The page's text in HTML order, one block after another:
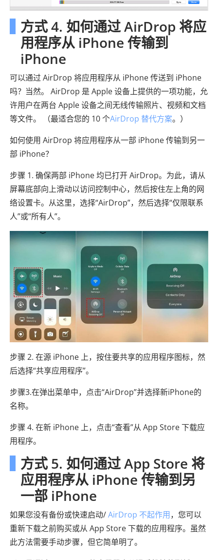
方式 4. 如何通过 AirDrop 将应
用程序从 iPhone 传输到
iPhone
可以通过 AirDrop 将应用程序从 iPhone 传送到 iPhone
吗？当然。 AirDrop 是 Apple 设备上提供的一项功能，允
许用户在两​​台 Apple 设备之间无线传输照片、视频和文档
等文件。 （最适合您的 10 个AirDrop 替代方案。）
如何使用 AirDrop 将应用程序从一部 iPhone 传输到另一
部 iPhone？
步骤 1. 确保两部 iPhone 均已打开 AirDrop。为此，请从
屏幕底部向上滑动以访问控制中心，然后按住左上角的网
络设置卡。从这里，选择“AirDrop”，然后选择“仅限联系
人”或“所有人”。
步骤 2. 在源 iPhone 上，按住要共享的应用程序图标，然
后选择“共享应用程序”。
步骤3.在弹出菜单中，点击“AirDrop”并选择新iPhone的
名称。
步骤 4. 在新 iPhone 上，点击“查看”从 App Store 下载应
用程序。
方式 5. 如何通过 App Store 将
应用程序从 iPhone 传输到另
一部 iPhone
如果您没有备份或快速启动/AirDrop 不起作用，您可以
重新下载之前购买或从 App Store 下载的应用程序。虽然
此方法需要手动步骤，但它简单明了。